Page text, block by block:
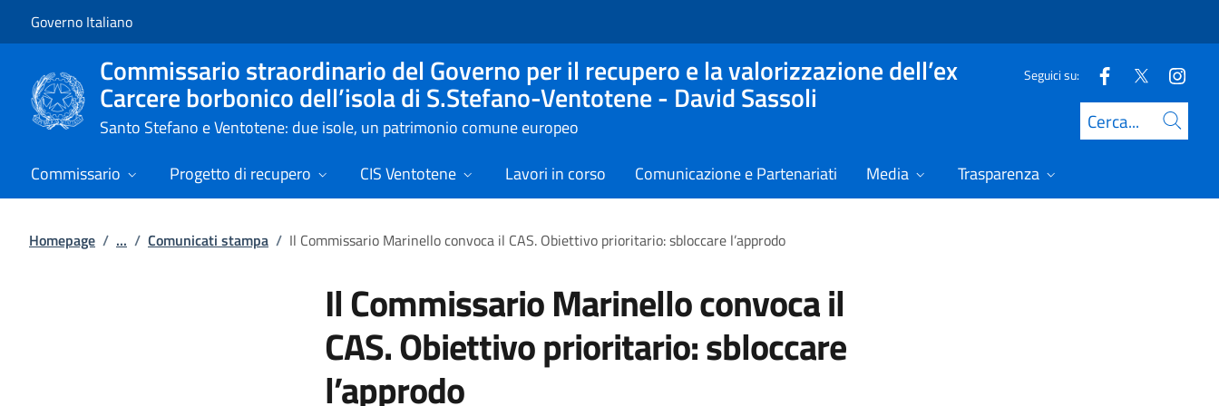
Governo Italiano
Commissario straordinario del Governo per il recupero e la valorizzazione dell’ex
Carcere borbonico dell’isola di S.Stefano-Ventotene - David Sassoli
Santo Stefano e Ventotene: due isole, un patrimonio comune europeo
Seguici su:
Cerca
Commissario Progetto di recupero CIS Ventotene Lavori in corso Comunicazione e Partenariati Media Trasparenza
Homepage / ... / Comunicati stampa / Il Commissario Marinello convoca il CAS. Obiettivo prioritario: sbloccare l’approdo
Il Commissario Marinello convoca il
CAS. Obiettivo prioritario: sbloccare
l’approdo